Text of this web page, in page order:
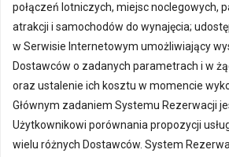
połączeń lotniczych, miejsc noclegowych,
atrakcji i samochodów do wynajęcia;
w Serwisie Internetowym umożliwiający
Dostawców o zadanych parametrach i w
oraz ustalenie ich kosztu w momencie
Głównym zadaniem Systemu Rezerwacji
Użytkownikowi porównania propozycji
wielu różnych Dostawców. System